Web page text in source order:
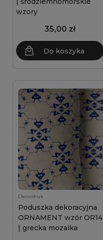
wzory
35,00 zł
Do koszyka
Decordruk
Poduszka dekoracyjna
ORNAMENT wzór OR14
| grecka mozaika